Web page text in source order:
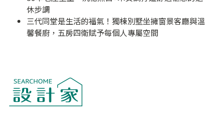
休步調
三代同堂是生活的福氣！獨棟別墅坐擁窗景客廳與溫
馨餐廚，五房四衛賦予每個人專屬空間